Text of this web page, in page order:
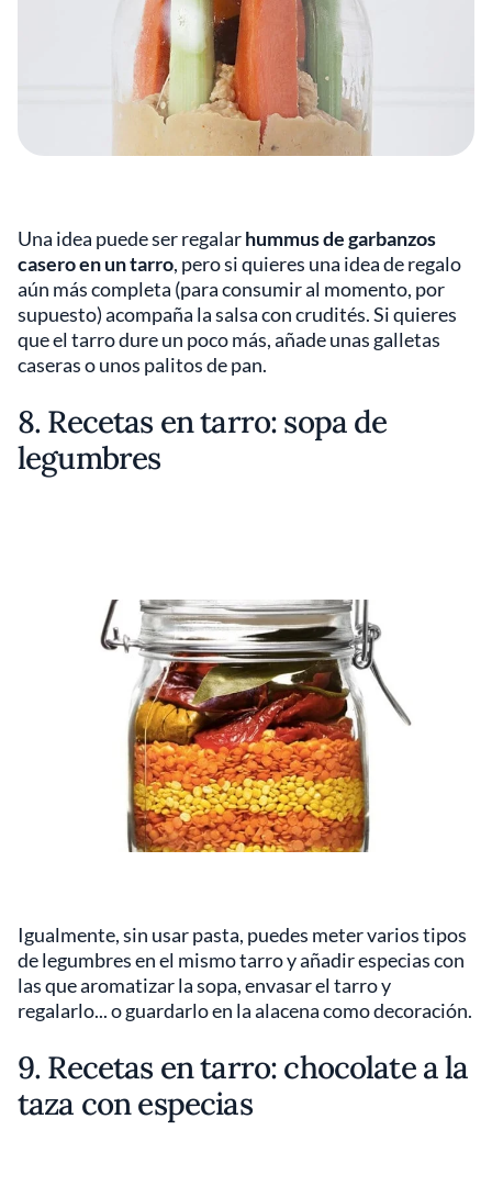
Una idea puede ser regalarhummus de garbanzos
casero en un tarro, pero si quieres una idea de regalo
aún más completa (para consumir al momento, por
supuesto) acompaña la salsa con crudités. Si quieres
que el tarro dure un poco más, añade unas galletas
caseras o unos palitos de pan.
8. Recetas en tarro: sopa de
legumbres
Igualmente, sin usar pasta, puedes meter varios tipos
de legumbres en el mismo tarro y añadir especias con
las que aromatizar la sopa, envasar el tarro y
regalarlo... o guardarlo en la alacena como decoración.
9. Recetas en tarro: chocolate a la
taza con especias